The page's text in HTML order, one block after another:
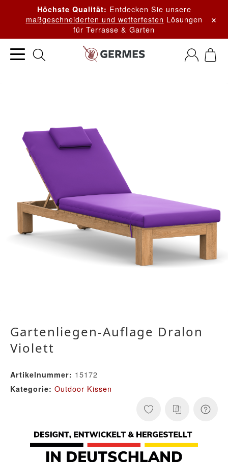
Höchste Qualität: Entdecken Sie unsere
maßgeschneiderten und wetterfesten Lösungen
für Terrasse & Garten
×
Gartenliegen-Auflage Dralon
Violett
Artikelnummer: 15172
Kategorie: Outdoor Kissen